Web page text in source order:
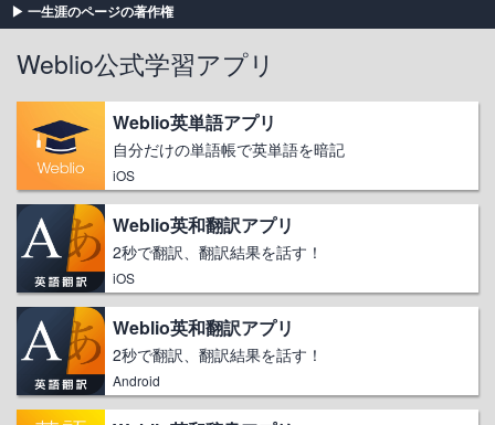
一生涯のページの著作権
Weblio公式学習アプリ
Weblio英単語アプリ
自分だけの単語帳で英単語を暗記
iOS
Weblio英和翻訳アプリ
2秒で翻訳、翻訳結果を話す！
iOS
Weblio英和翻訳アプリ
2秒で翻訳、翻訳結果を話す！
Android